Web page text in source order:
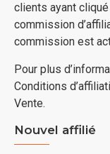
clients ayant
commission
commission est
Pour plus
Conditions
Vente.
Nouvel affilié